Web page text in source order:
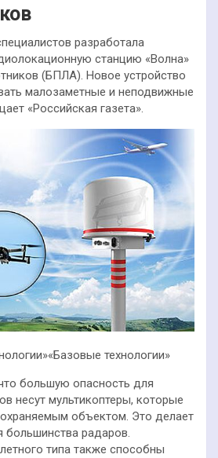
разработала
станцию «Волна»
(БПЛА). Новое устройство
малозаметные и неподвижные
«Российская газета».
технологии»
большую опасность для
несут мультикоптеры, которые
объектом. Это делает
радаров.
типа также способны